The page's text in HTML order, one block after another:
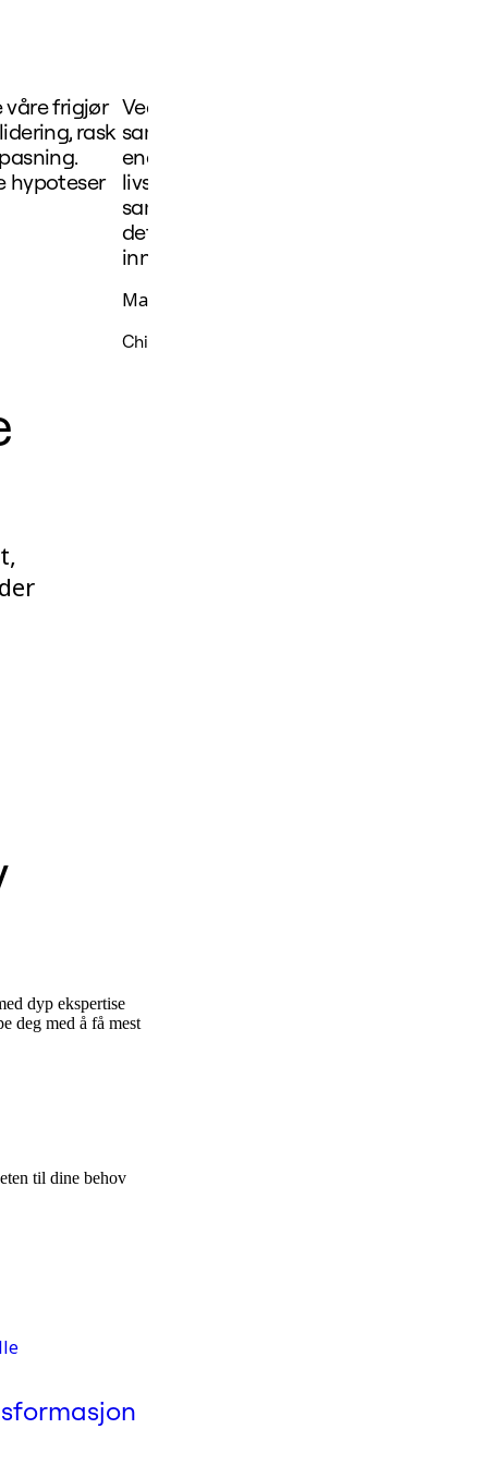
våre frigjør
rask
hypoteser
Ved å bruke Miro som knutepunkt for
samarbeid i sanntid på tvers av vår
engasjementsmodell,
livssyklusen — akselererer
samordningen på tvers av team. For
dette transformasjonsprogrammer
innsikt til målbar forretningsmessig
Matt Cloke
Chief Technology Officer at Endava
dyp ekspertise
deg med å få mest
til dine behov